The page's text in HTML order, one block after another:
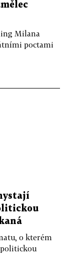
Milana
poctami
o kterém
politickou